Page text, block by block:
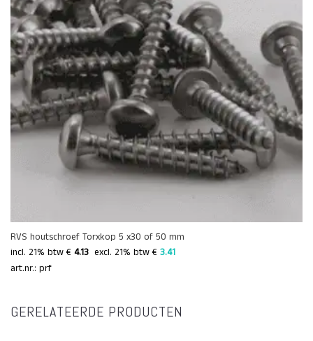
RVS houtschroef Torxkop 5 x30 of 50 mm
incl. 21% btw € 4.13 excl. 21% btw € 3.41
art.nr.: prf
GERELATEERDE PRODUCTEN